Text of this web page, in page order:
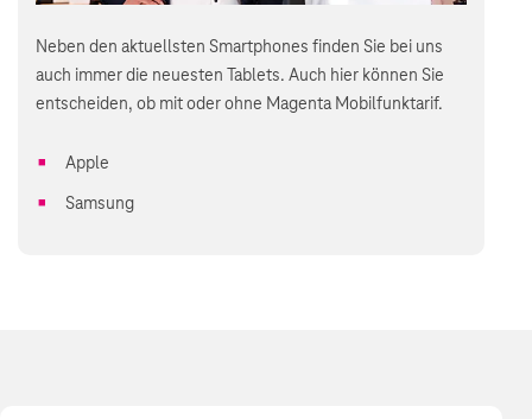
Neben den aktuellsten Smartphones finden Sie bei uns
auch immer die neuesten Tablets. Auch hier können Sie
entscheiden, ob mit oder ohne Magenta Mobilfunktarif.
Apple
Samsung